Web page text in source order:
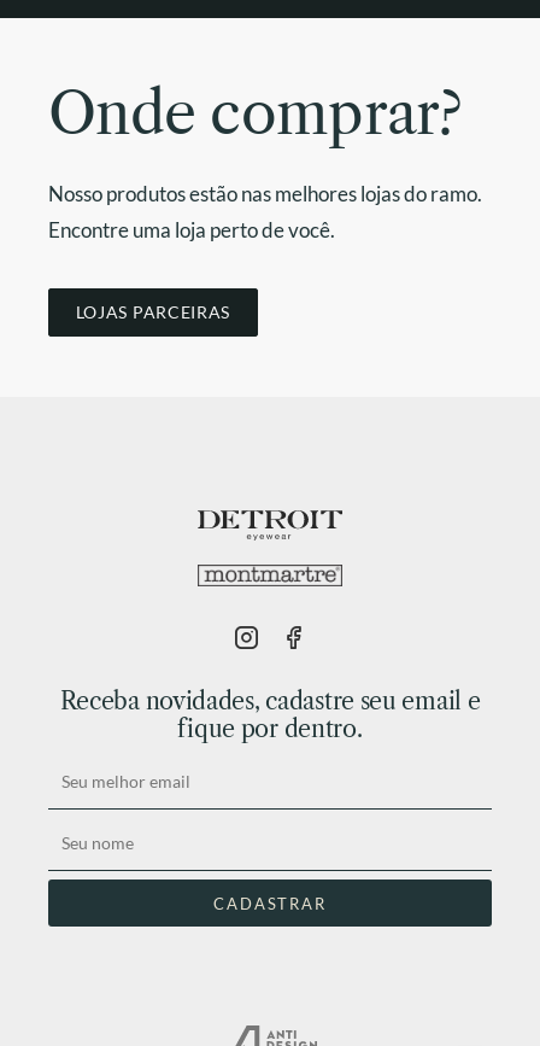
Onde comprar?
Nosso produtos estão nas melhores lojas do ramo.
Encontre uma loja perto de você.
LOJAS PARCEIRAS
Receba novidades, cadastre seu email e
fique por dentro.